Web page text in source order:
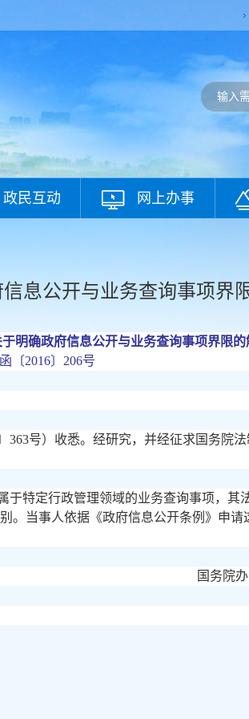
政民互动 网上办事
息公开与业务查询事项界
明确政府信息公开与业务查询事项界限的
〔2016〕206号
363号）收悉。经研究，并经征求国务院
特定行政管理领域的业务查询事项，其
当事人依据《政府信息公开条例》申请
国务院